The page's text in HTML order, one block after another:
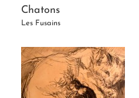
Chatons
Les Fusains